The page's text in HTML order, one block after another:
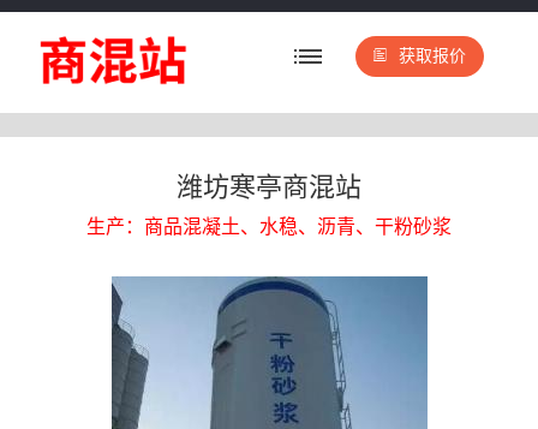
获取报价
潍坊寒亭商混站
生产：商品混凝土、水稳、沥青、干粉砂浆